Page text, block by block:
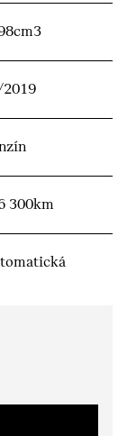
2019
300km